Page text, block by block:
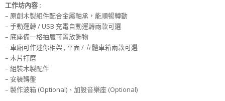
工作坊內容 :
– 原創木製組件配合金屬軸承，能順暢轉動
– 手動運轉 / USB 充電自動運轉兩款可選
– 底座備一格抽屜可置放飾物
– 車廂可作迷你相架 , 平面 / 立體車箱兩款可選
– 木片打磨
– 組裝木製配件
– 安裝轉盤
– 製作波箱 (Optional)、加設音樂座 (Optional)